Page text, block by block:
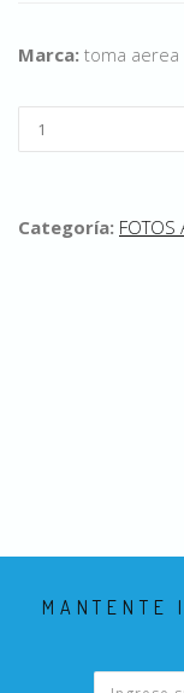
Marca: toma aerea
Categoría: FOTOS
MANTENTE